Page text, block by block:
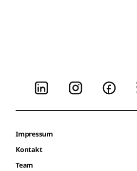
Impressum
Kontakt
Team